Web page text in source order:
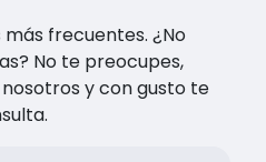
frecuentes. ¿No
No te preocupes,
y con gusto te